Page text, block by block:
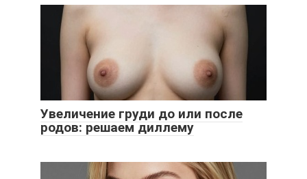
Увеличение груди до или после
родов: решаем диллему